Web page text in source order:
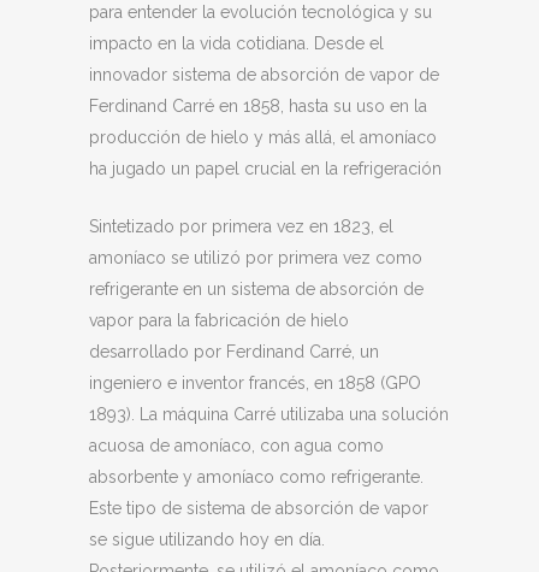
para entender la evolución tecnológica y su
impacto en la vida cotidiana. Desde el
innovador sistema de absorción de vapor de
Ferdinand Carré en 1858, hasta su uso en la
producción de hielo y más allá, el amoníaco
ha jugado un papel crucial en la refrigeración
Sintetizado por primera vez en 1823, el
amoníaco se utilizó por primera vez como
refrigerante en un sistema de absorción de
vapor para la fabricación de hielo
desarrollado por Ferdinand Carré, un
ingeniero e inventor francés, en 1858 (GPO
1893). La máquina Carré utilizaba una solución
acuosa de amoníaco, con agua como
absorbente y amoníaco como refrigerante.
Este tipo de sistema de absorción de vapor
se sigue utilizando hoy en día.